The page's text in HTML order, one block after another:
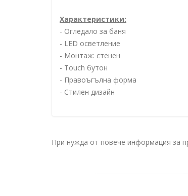
Характеристики:
- Огледало за баня
- LED осветление
- Монтаж: стенен
- Touch бутон
- Правоъгълна форма
- Стилен дизайн
При нужда от повече информация за